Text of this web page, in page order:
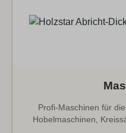
Profi-Maschinen für
Hobelmaschinen,